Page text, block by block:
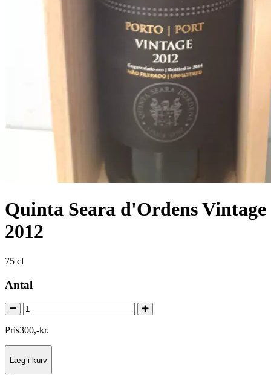
Quinta Seara d'Ordens Vintage
2012
75 cl
Antal
Pris300,-kr.
Læg i kurv